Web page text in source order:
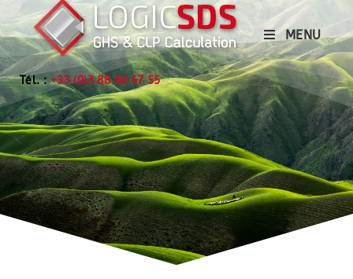
MENU
Tél. :+33 (0)3 88 60 67 55